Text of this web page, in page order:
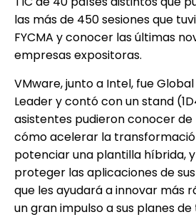
las más de 450 sesiones que
FYCMA y conocer las últimas
empresas expositoras.
VMware, junto a Intel, fue
Leader y contó con un stand
asistentes pudieron conocer
cómo acelerar la
potenciar una plantilla híbrida,
proteger las aplicaciones de
que les ayudará a innovar más
un gran impulso a sus planes